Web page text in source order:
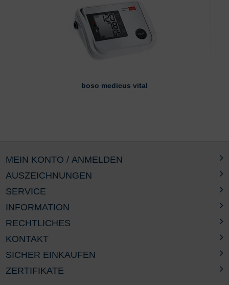
boso medicus vital
AUSZEICHNUNGEN
SERVICE
INFORMATION
RECHTLICHES
MEIN KONTO / ANMELDEN
KONTAKT
SICHER EINKAUFEN
ZERTIFIKATE